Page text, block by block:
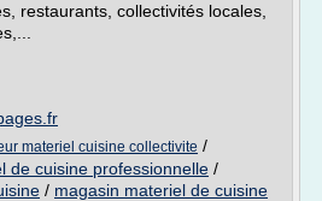
restaurants, collectivités locales,
materiel cuisine collectivite /
de cuisine professionnelle /
/ magasin materiel de cuisine